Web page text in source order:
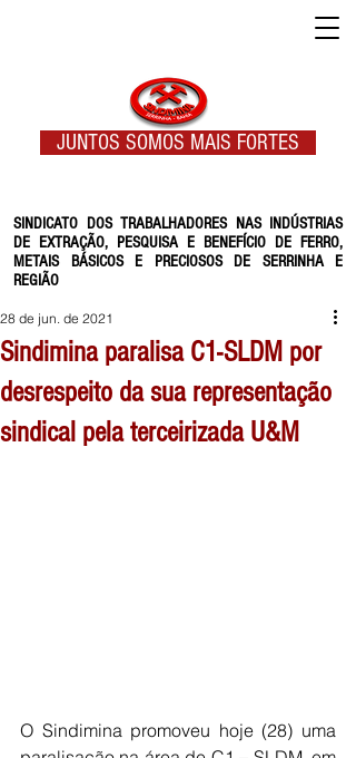
SINDICATO DOS TRABALHADORES NAS INDÚSTRIAS
DE EXTRAÇÃO, PESQUISA E BENEFÍCIO DE FERRO,
METAIS BÁSICOS E PRECIOSOS DE SERRINHA E
REGIÃO
JUNTOS SOMOS MAIS FORTES
Sindimina paralisa C1-SLDM por
desrespeito da sua representação
sindical pela terceirizada U&M
28 de jun. de 2021
O Sindimina promoveu hoje (28) uma